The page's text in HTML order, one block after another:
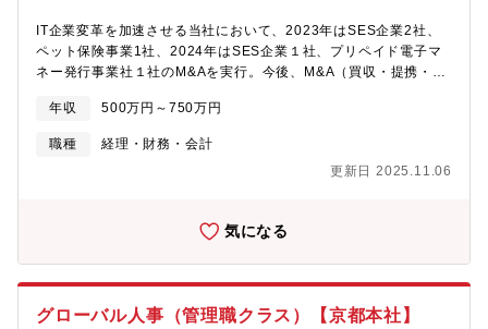
だきます。
IT企業変革を加速させる当社において、2023年はSES企業2社、
ペット保険事業1社、2024年はSES企業１社、プリペイド電子マ
ネー発行事業社１社のM&Aを実行。今後、M&A（買収・提携・投
て、グループ事業規模の拡大・企業価値向上を目指していただき
ます。なお、所属は24年4月新設の経営戦略部（経営企画本部配下
M&A専門組織）への配属となります。【業務内容】＜ゼネラルマ
ネージャー・マネージャークラス＞■M&Aに関する調査分析・企画
プロセスの推進、デューデリジェンス、PMIの推進■新規事業の立
成長・変革期を迎える当社は、ここ数年でM&Aや新規事業も複数
枢部門においてご自身のキャリアにとってプラスとなる経験を得
年収 500万円～750万円
職種
経理・財務・会計
更新日 2025.11.06
気になる
グローバル人事（管理職クラス）【京都本社】